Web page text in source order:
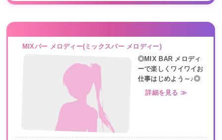
MIXバー メロディー(ミックスバー メロディー)
◎MIX BAR メロディ
ーで楽しくワイワイお
仕事はじめよう～♪◎
詳細を見る ≫